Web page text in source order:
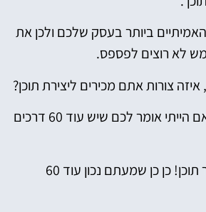
ביותר בעסק שלכם ולכן את
לא רוצים לפספס.
צורות אתם מכירים ליצירת תוכן?
מה הייתם אומרים אם הייתי אומר לכם שיש עוד 60 דרכים
עוד 60 דרכים לייצר תוכן! כן כן שמעתם נכון עוד 60